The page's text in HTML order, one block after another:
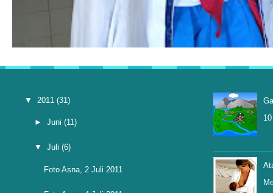
▼ 2011 (31)
► Juni (11)
▼ Juli (6)
Foto Asna, 2 Juli 2011